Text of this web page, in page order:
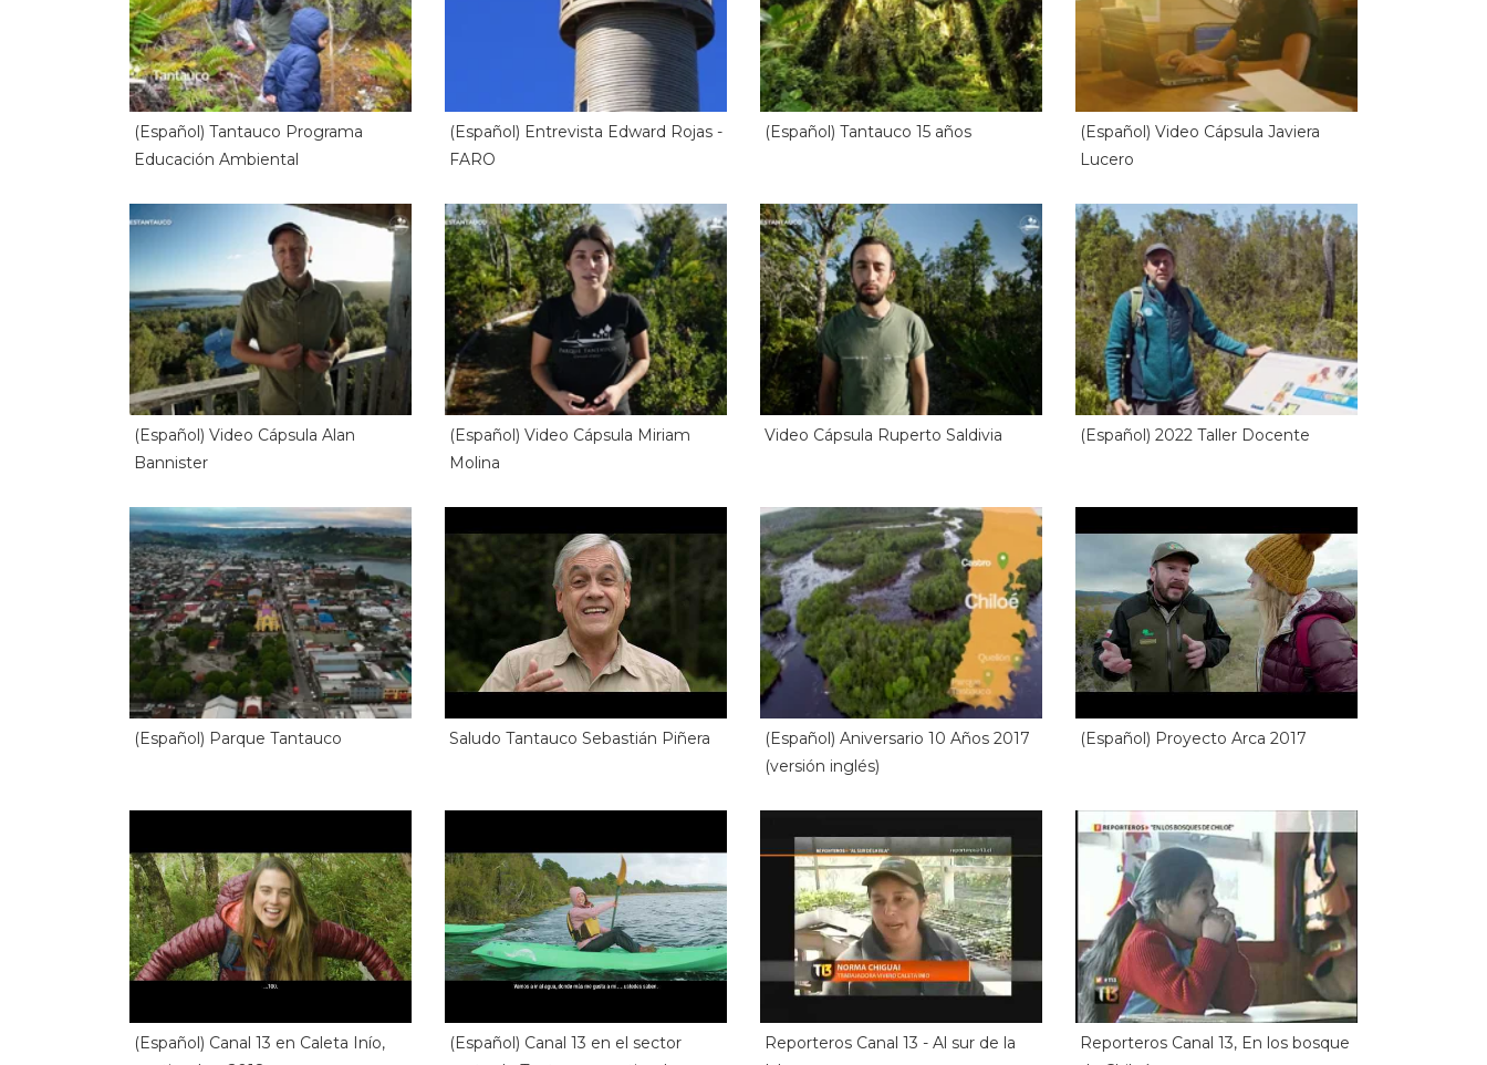
(Español) Tantauco Programa
Educación Ambiental
(Español) Entrevista Edward Rojas -
FARO
(Español) Tantauco 15 años
(Español) Video Cápsula Javiera
Lucero
(Español) Video Cápsula Alan
Bannister
(Español) Video Cápsula Miriam
Molina
Video Cápsula Ruperto Saldivia (Español) 2022 Taller Docente
(Español) Parque Tantauco Saludo Tantauco Sebastián Piñera
(Español) Aniversario 10 Años 2017
(versión inglés)
(Español) Proyecto Arca 2017
(Español) Canal 13 en Caleta Inío,
(Español) Canal 13 en el sector
Reporteros Canal 13 - Al sur de la
Reporteros Canal 13, En los bosque